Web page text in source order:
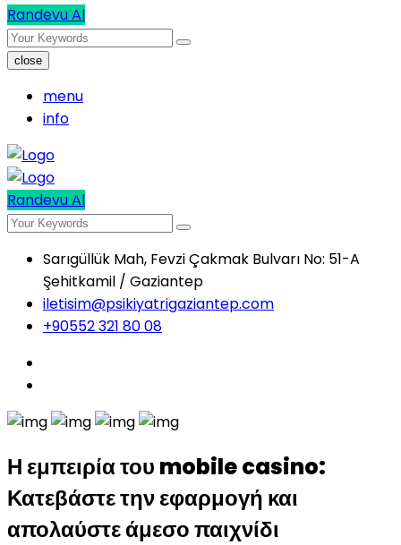
Randevu Al
close
menu
info
Randevu Al
Sarıgüllük Mah, Fevzi Çakmak Bulvarı No: 51-A
Şehitkamil / Gaziantep
iletisim@psikiyatrigaziantep.com
+90552 321 80 08
Η εμπειρία του mobile casino:
Κατεβάστε την εφαρμογή και
απολαύστε άμεσο παιχνίδι